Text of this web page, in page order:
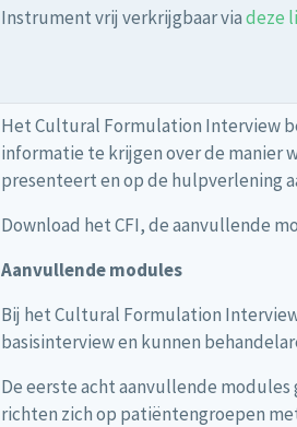
Instrument vrij verkrijgbaar viadeze
Het Cultural Formulation Interview
informatie te krijgen over de manier
presenteert en op de hulpverlening
Download het CFI, de aanvullende
Aanvullende modules
Bij het Cultural Formulation
basisinterview en kunnen
De eerste acht aanvullende modules
richten zich op patiëntengroepen